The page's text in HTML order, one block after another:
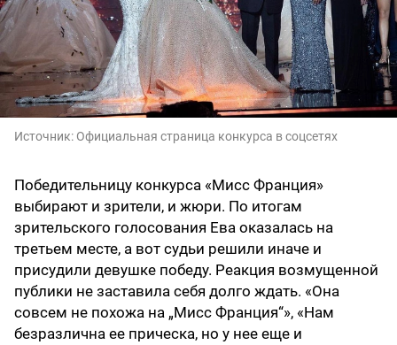
Источник: Официальная страница конкурса в соцсетях
Победительницу конкурса «Мисс Франция»
выбирают и зрители, и жюри. По итогам
зрительского голосования Ева оказалась на
третьем месте, а вот судьи решили иначе и
присудили девушке победу. Реакция возмущенной
публики не заставила себя долго ждать. «Она
совсем не похожа на „Мисс Франция“», «Нам
безразлична ее прическа, но у нее еще и